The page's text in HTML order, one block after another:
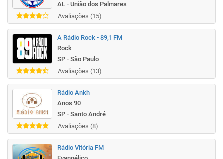
AL - União dos Palmares
Avaliações (15)
A Rádio Rock - 89,1 FM
Rock
SP - São Paulo
Avaliações (13)
Rádio Ankh
Anos 90
SP - Santo André
Avaliações (8)
Rádio Vitória FM